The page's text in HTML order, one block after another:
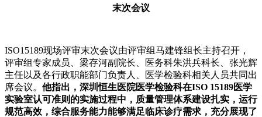
末次会议
ISO15189现场评审末次会议由评审组马建锋组长主持召开，
评审组专家成员、梁存河副院长、医务科朱洪兵科长、张光辉
主任以及各行政职能部门负责人、医学检验科相关人员共同出
席会议。 他指出，深圳恒生医院医学检验科在ISO 15189医学
实验室认可准则的实施过程中，质量管理体系建设扎实，运行
规范高效，综合服务能力能够满足临床诊疗需求，充分展现了